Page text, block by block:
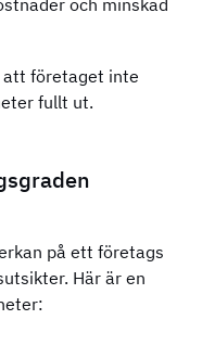
och minskad
att företaget inte
fullt ut.
på ett företags
Här är en